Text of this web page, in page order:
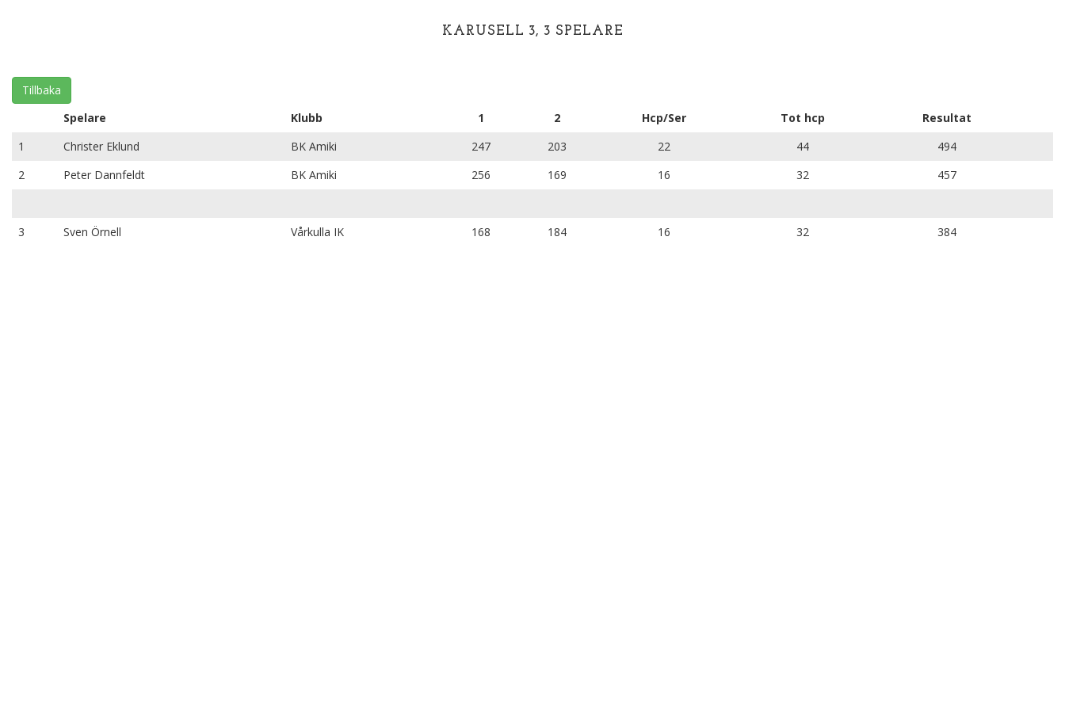
KARUSELL 3, 3 SPELARE
Tillbaka
Spelare
Klubb 1 2 Hcp/Ser Tot hcp
Resultat
1
Christer Eklund BK Amiki 247 203 22 44
494
2
Peter Dannfeldt BK Amiki 256 169 16 32 457
3 Sven Örnell Vårkulla IK 168 184 16 32 384